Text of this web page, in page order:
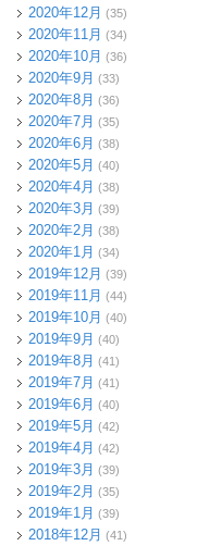
2020年12月 (35)
2020年11月 (34)
2020年10月 (36)
2020年9月 (33)
2020年8月 (36)
2020年7月 (35)
2020年6月 (38)
2020年5月 (40)
2020年4月 (38)
2020年3月 (39)
2020年2月 (38)
2020年1月 (34)
2019年12月 (39)
2019年11月 (44)
2019年10月 (40)
2019年9月 (40)
2019年8月 (41)
2019年7月 (41)
2019年6月 (40)
2019年5月 (42)
2019年4月 (42)
2019年3月 (39)
2019年2月 (35)
2019年1月 (39)
2018年12月 (41)